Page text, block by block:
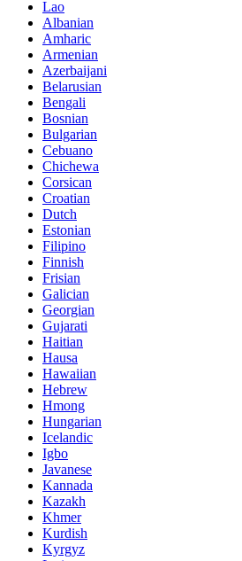
Lao
Albanian
Amharic
Armenian
Azerbaijani
Belarusian
Bengali
Bosnian
Bulgarian
Cebuano
Chichewa
Corsican
Croatian
Dutch
Estonian
Filipino
Finnish
Frisian
Galician
Georgian
Gujarati
Haitian
Hausa
Hawaiian
Hebrew
Hmong
Hungarian
Icelandic
Igbo
Javanese
Kannada
Kazakh
Khmer
Kurdish
Kyrgyz